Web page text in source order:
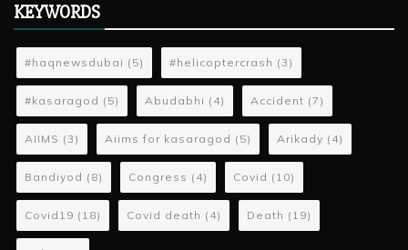
KEYWORDS
#haqnewsdubai (5) #helicoptercrash (3)
#kasaragod (5) Abudabhi (4) Accident (7)
AIIMS (3) Aiims for kasaragod (5) Arikady (4)
Bandiyod (8) Congress (4) Covid (10)
Covid19 (18) Covid death (4) Death (19)